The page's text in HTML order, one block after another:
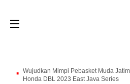
Wujudkan Mimpi Pebasket Muda
Honda DBL 2023 East Java Series